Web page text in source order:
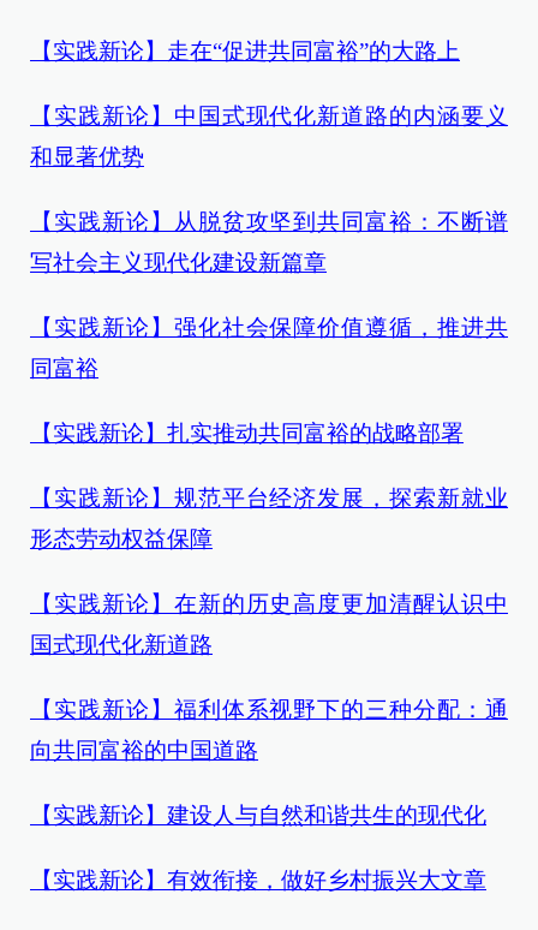
【实践新论】走在“促进共同富裕”的大路上
【实践新论】中国式现代化新道路的内涵要义
和显著优势
【实践新论】从脱贫攻坚到共同富裕：不断谱
写社会主义现代化建设新篇章
【实践新论】强化社会保障价值遵循，推进共
同富裕
【实践新论】扎实推动共同富裕的战略部署
【实践新论】规范平台经济发展，探索新就业
形态劳动权益保障
【实践新论】在新的历史高度更加清醒认识中
国式现代化新道路
【实践新论】福利体系视野下的三种分配：通
向共同富裕的中国道路
【实践新论】建设人与自然和谐共生的现代化
【实践新论】有效衔接，做好乡村振兴大文章